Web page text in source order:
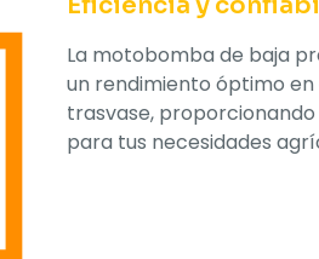
La motobomba de baja
un rendimiento óptimo
trasvase,
para tus necesidades